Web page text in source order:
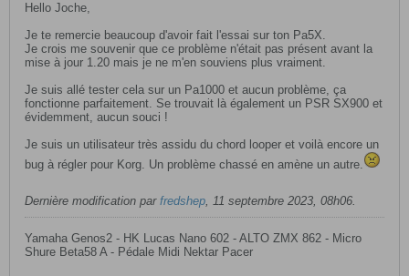
Hello Joche,
Je te remercie beaucoup d'avoir fait l'essai sur ton Pa5X.
Je crois me souvenir que ce problème n'était pas présent avant la
mise à jour 1.20 mais je ne m'en souviens plus vraiment.
Je suis allé tester cela sur un Pa1000 et aucun problème, ça
fonctionne parfaitement. Se trouvait là également un PSR SX900 et
évidemment, aucun souci !
Je suis un utilisateur très assidu du chord looper et voilà encore un
bug à régler pour Korg. Un problème chassé en amène un autre.
Dernière modification par fredshep, 11 septembre 2023, 08h06.
Yamaha Genos2 - HK Lucas Nano 602 - ALTO ZMX 862 - Micro
Shure Beta58 A - Pédale Midi Nektar Pacer